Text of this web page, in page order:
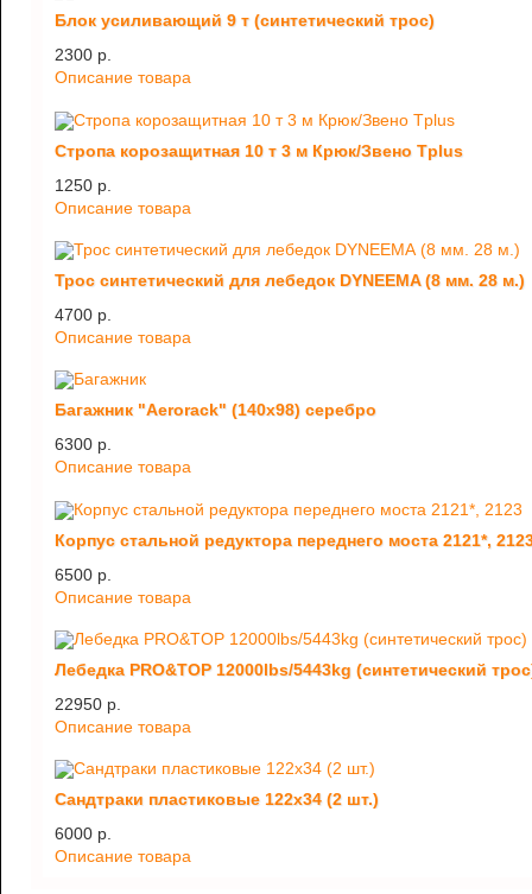
Блок усиливающий 9 т (синтетический трос)
2300 p.
Описание товара
Стропа корозащитная 10 т 3 м Крюк/Звено Tplus
1250 p.
Описание товара
Трос синтетический для лебедок DYNEEMA (8 мм. 28 м.)
4700 p.
Описание товара
Багажник "Aerorack" (140х98) серебро
6300 p.
Описание товара
Корпус стальной редуктора переднего моста 2121*,
6500 p.
Описание товара
Лебедка PRO&TOP 12000lbs/5443kg (синтетический
22950 p.
Описание товара
Сандтраки пластиковые 122х34 (2 шт.)
6000 p.
Описание товара